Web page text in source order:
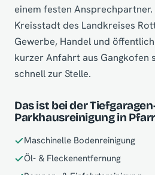
einem festen
Kreisstadt des Landkreises
Gewerbe, Handel und
kurzer Anfahrt aus Gangkofen
schnell zur Stelle.
Das ist bei der
Parkhausreinigung in
Maschinelle Bodenreinigung
Öl- & Fleckenentfernung